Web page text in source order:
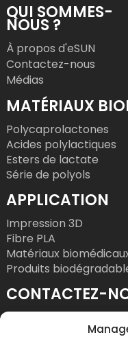
QUI SOMMES-
NOUS ?
À propos d'eSUN
Contactez-nous
Médias
MATÉRIAUX
Polycaprolactones
Acides polylactiques
Esters de lactate
Série de polyols
APPLICATION
Impression 3D
Fibre PLA
Matériaux
Produits
CONTACTEZ-
Courriel :